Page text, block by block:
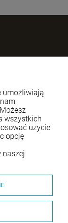
umożliwiają
wszystkich
użycie
opcję
naszej